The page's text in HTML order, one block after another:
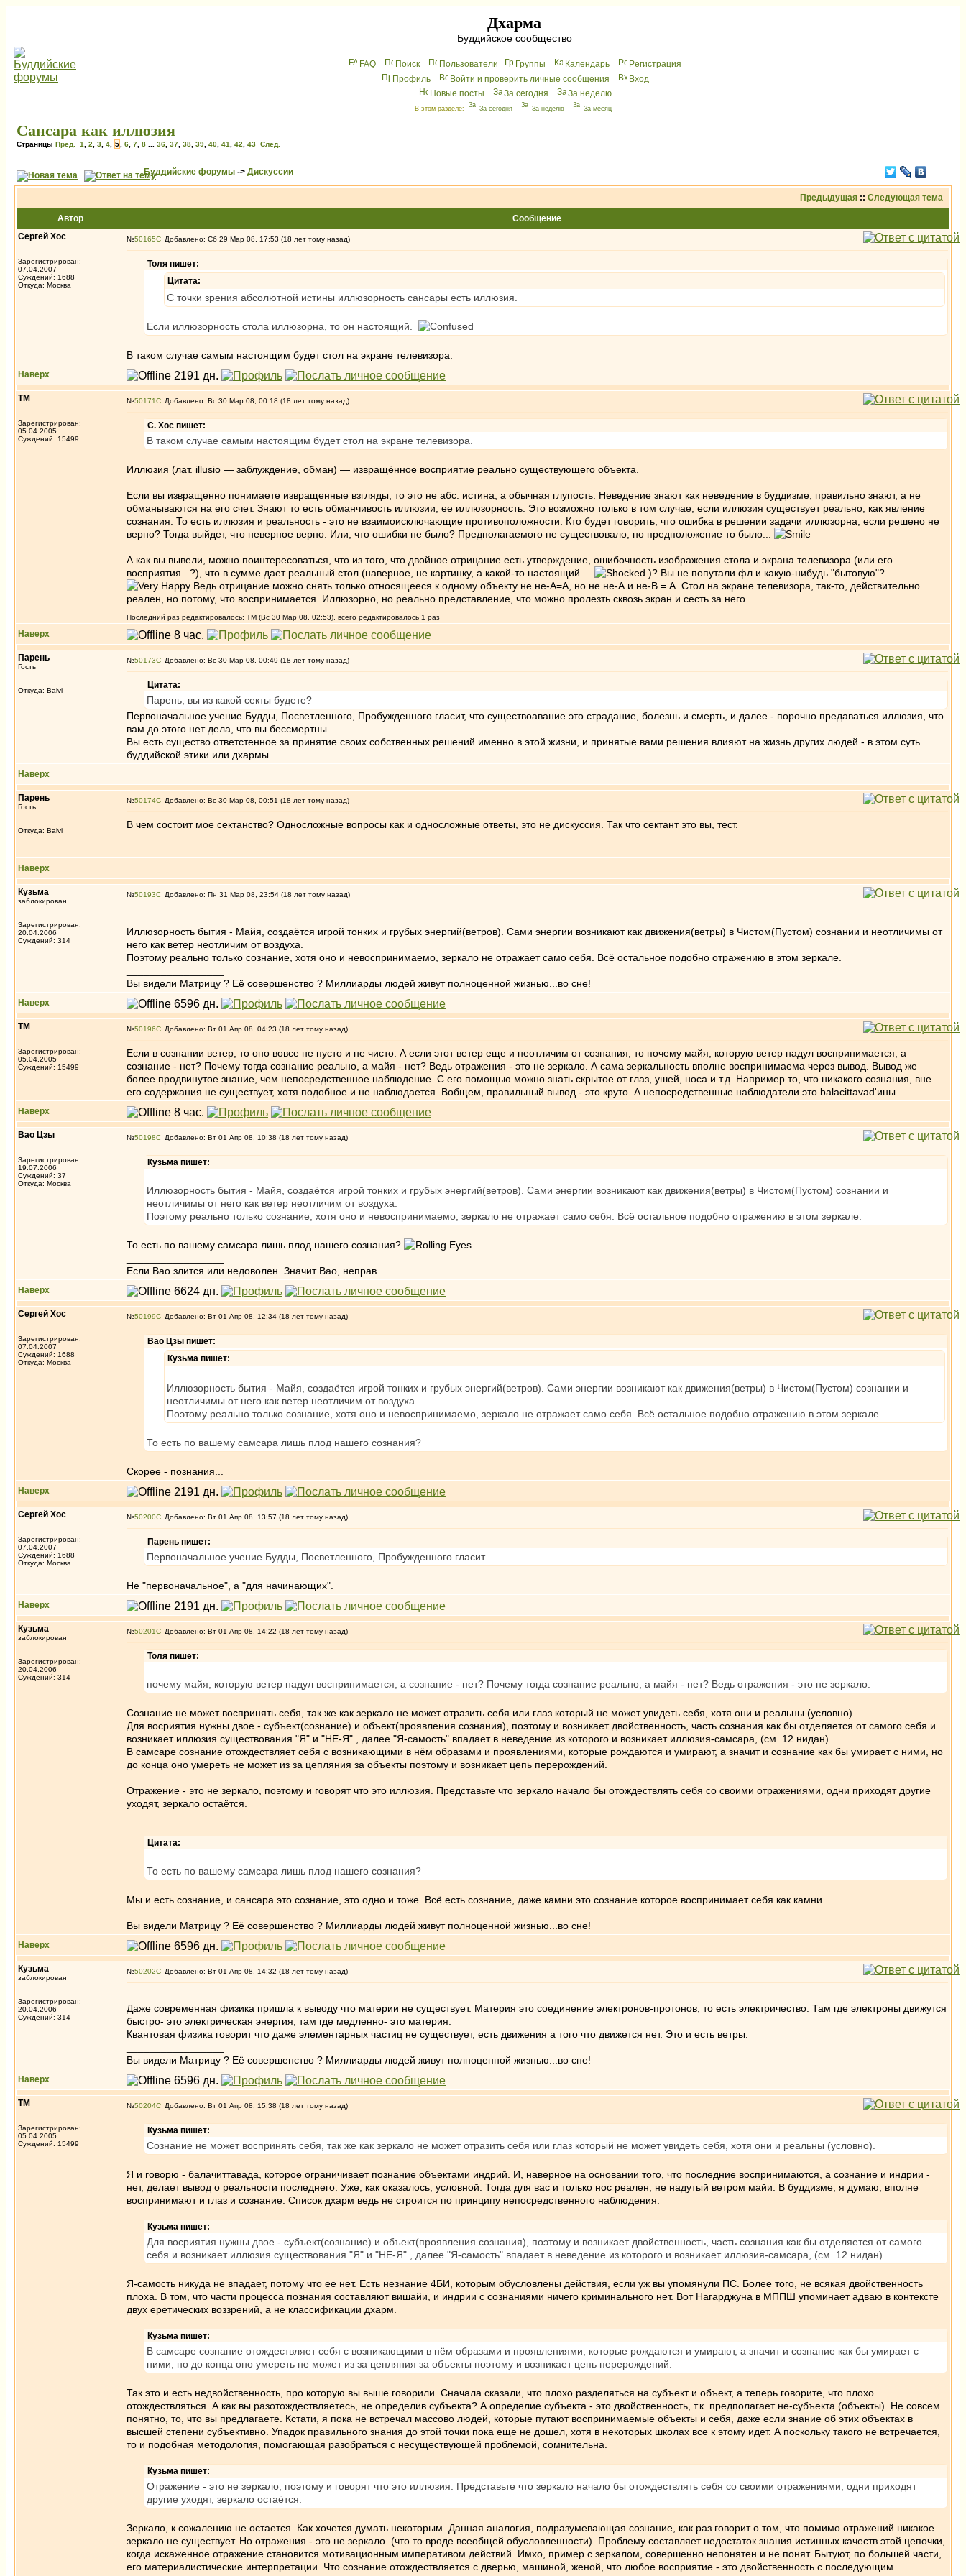
Дхарма
Буддийское сообщество
FAQ Поиск Пользователи Группы Календарь
Peгиcтрaция
Профиль
Войти и проверить личные сообщения
Вхoд
Новые посты
За сегодня За неделю
В этом разделе: За сегодня За неделю За месяц
Сансара как иллюзия
Страницы Пред. 1 2 3 4 5 6 7 8 36 37 38 39 40 41 42 43 След.
Буддийские форумы -> Дискуссии
Предыдущая :: Следующая тема
Автор
Сообщение
Сергей Хос
Зарегистрирован:
07.04.2007
Суждений: 1688
Откуда: Москва
№50165 Добавлено: Сб 29 Мар 08, 17:53 (18 лет тому назад)
Толя пишет:
Цитата:
С точки зрения абсолютной истины иллюзорность сансары есть иллюзия.
Если иллюзорность стола иллюзорна, то он настоящий.
В таком случае самым настоящим будет стол на экране телевизора.
Наверх
ТМ
Зарегистрирован:
05.04.2005
Суждений: 15499
№50171 Добавлено: Вс 30 Мар 08, 00:18 (18 лет тому назад)
С. Хос пишет:
В таком случае самым настоящим будет стол на экране телевизора.
Иллюзия (лат. illusio — заблуждение, обман) — извращённое восприятие реально существующего объекта.
Если вы извращенно понимаете извращенные взгляды, то это не абс. истина, а обычная глупость. Неведение знают как неведение в буддизме, правильно знают, а не
обманываются на его счет. Знают то есть обманчивость иллюзии, ее иллюзорность. Это возможно только в том случае, если иллюзия существует реально, как явление
сознания. То есть иллюзия и реальность - это не взаимоисключающие противоположности. Кто будет говорить, что ошибка в решении задачи иллюзорна, если решено не
верно? Тогда выйдет, что неверное верно. Или, что ошибки не было? Предполагаемого не существовало, но предположение то было...
А как вы вывели, можно поинтересоваться, что из того, что двойное отрицание есть утверждение, ошибочность изображения стола и экрана телевизора (или его
восприятия...?), что в сумме дает реальный стол (наверное, не картинку, а какой-то настоящий....
)? Вы не попутали фл и какую-нибудь "бытовую"?
Ведь отрицание можно снять только относящееся к одному объекту не не-A=A, но не не-А и не-В = А. Стол на экране телевизора, так-то, действительно
реален, но потому, что воспринимается. Иллюзорно, но реально представление, что можно пролезть сквозь экран и сесть за него.
Последний раз редактировалось: ТМ (Вс 30 Мар 08, 02:53), всего редактировалось 1 раз
Наверх
Парень
Гость
Откуда: Balvi
№50173 Добавлено: Вс 30 Мар 08, 00:49 (18 лет тому назад)
Цитата:
Парень, вы из какой секты будете?
Первоначальное учение Будды, Посветленного, Пробужденного гласит, что существоавание это страдание, болезнь и смерть, и далее - порочно предаваться иллюзия, что
вам до этого нет дела, что вы бессмертны.
Вы есть существо ответстенное за принятие своих собственных решений именно в этой жизни, и принятые вами решения влияют на жизнь других людей - в этом суть
буддийской этики или дхармы.
Наверх
Парень
Гость
Откуда: Balvi
№50174 Добавлено: Вс 30 Мар 08, 00:51 (18 лет тому назад)
В чем состоит мое сектанство? Односложные вопросы как и односложные ответы, это не дискуссия. Так что сектант это вы, тест.
Наверх
Кузьма
заблокирован
Зарегистрирован:
20.04.2006
Суждений: 314
№50193 Добавлено: Пн 31 Мар 08, 23:54 (18 лет тому назад)
Иллюзорность бытия - Майя, создаётся игрой тонких и грубых энергий(ветров). Сами энергии возникают как движения(ветры) в Чистом(Пустом) сознании и неотличимы от
него как ветер неотличим от воздуха.
Поэтому реально только сознание, хотя оно и невоспринимаемо, зеркало не отражает само себя. Всё остальное подобно отражению в этом зеркале.
Вы видели Матрицу ? Её совершенство ? Миллиарды людей живут полноценной жизнью...во сне!
Наверх
ТМ
Зарегистрирован:
05.04.2005
Суждений: 15499
№50196 Добавлено: Вт 01 Апр 08, 04:23 (18 лет тому назад)
Если в сознании ветер, то оно вовсе не пусто и не чисто. А если этот ветер еще и неотличим от сознания, то почему майя, которую ветер надул воспринимается, а
сознание - нет? Почему тогда сознание реально, а майя - нет? Ведь отражения - это не зеркало. А сама зеркальность вполне воспринимаема через вывод. Вывод же
более продвинутое знание, чем непосредственное наблюдение. С его помощью можно знать скрытое от глаз, ушей, носа и т.д. Например то, что никакого сознания, вне
его содержания не существует, хотя подобное и не наблюдается. Вобщем, правильный вывод - это круто. А непосредственные наблюдатели это balacittavad'ины.
Наверх
Вао Цзы
Зарегистрирован:
19.07.2006
Суждений: 37
Откуда: Москва
№50198 Добавлено: Вт 01 Апр 08, 10:38 (18 лет тому назад)
Кузьма пишет:
Иллюзорность бытия - Майя, создаётся игрой тонких и грубых энергий(ветров). Сами энергии возникают как движения(ветры) в Чистом(Пустом) сознании и
неотличимы от него как ветер неотличим от воздуха.
Поэтому реально только сознание, хотя оно и невоспринимаемо, зеркало не отражает само себя. Всё остальное подобно отражению в этом зеркале.
То есть по вашему самсара лишь плод нашего сознания?
Если Вао злится или недоволен. Значит Вао, неправ.
Наверх
Сергей Хос
Зарегистрирован:
07.04.2007
Суждений: 1688
Откуда: Москва
№50199 Добавлено: Вт 01 Апр 08, 12:34 (18 лет тому назад)
Вао Цзы пишет:
Кузьма пишет:
Иллюзорность бытия - Майя, создаётся игрой тонких и грубых энергий(ветров). Сами энергии возникают как движения(ветры) в Чистом(Пустом) сознании и
неотличимы от него как ветер неотличим от воздуха.
Поэтому реально только сознание, хотя оно и невоспринимаемо, зеркало не отражает само себя. Всё остальное подобно отражению в этом зеркале.
То есть по вашему самсара лишь плод нашего сознания?
Скорее - познания...
Наверх
Сергей Хос
Зарегистрирован:
07.04.2007
Суждений: 1688
Откуда: Москва
№50200 Добавлено: Вт 01 Апр 08, 13:57 (18 лет тому назад)
Парень пишет:
Первоначальное учение Будды, Посветленного, Пробужденного гласит...
Не "первоначальное", а "для начинающих".
Наверх
Кузьма
заблокирован
Зарегистрирован:
20.04.2006
Суждений: 314
№50201 Добавлено: Вт 01 Апр 08, 14:22 (18 лет тому назад)
Толя пишет:
почему майя, которую ветер надул воспринимается, а сознание - нет? Почему тогда сознание реально, а майя - нет? Ведь отражения - это не зеркало.
Сознание не может воспринять себя, так же как зеркало не может отразить себя или глаз который не может увидеть себя, хотя они и реальны (условно).
Для восриятия нужны двое - субъект(сознание) и объект(проявления сознания), поэтому и возникает двойственность, часть сознания как бы отделяется от самого себя и
возникает иллюзия существования "Я" и "НЕ-Я" , далее "Я-самость" впадает в неведение из которого и возникает иллюзия-самсара, (см. 12 нидан).
В самсаре сознание отождествляет себя с возникающими в нём образами и проявлениями, которые рождаются и умирают, а значит и сознание как бы умирает с ними, но
до конца оно умереть не может из за цепляния за объекты поэтому и возникает цепь перерождений.
Отражение - это не зеркало, поэтому и говорят что это иллюзия. Представьте что зеркало начало бы отождествлять себя со своими отражениями, одни приходят другие
уходят, зеркало остаётся.
Цитата:
То есть по вашему самсара лишь плод нашего сознания?
Мы и есть сознание, и сансара это сознание, это одно и тоже. Всё есть сознание, даже камни это сознание которое воспринимает себя как камни.
Вы видели Матрицу ? Её совершенство ? Миллиарды людей живут полноценной жизнью...во сне!
Наверх
Кузьма
заблокирован
Зарегистрирован:
20.04.2006
Суждений: 314
№50202 Добавлено: Вт 01 Апр 08, 14:32 (18 лет тому назад)
Даже современная физика пришла к выводу что материи не существует. Материя это соединение электронов-протонов, то есть электричество. Там где электроны движутся
быстро- это электрическая энергия, там где медленно- это материя.
Квантовая физика говорит что даже элементарных частиц не существует, есть движения а того что движется нет. Это и есть ветры.
Вы видели Матрицу ? Её совершенство ? Миллиарды людей живут полноценной жизнью...во сне!
Наверх
ТМ
Зарегистрирован:
05.04.2005
Суждений: 15499
№50204 Добавлено: Вт 01 Апр 08, 15:38 (18 лет тому назад)
Кузьма пишет:
Сознание не может воспринять себя, так же как зеркало не может отразить себя или глаз который не может увидеть себя, хотя они и реальны (условно).
Я и говорю - балачиттавада, которое ограничивает познание объектами индрий. И, наверное на основании того, что последние воспринимаются, а сознание и индрии -
нет, делает вывод о реальности последнего. Уже, как оказалось, условной. Тогда для вас и только нос реален, не надутый ветром майи. В буддизме, я думаю, вполне
воспринимают и глаз и сознание. Список дхарм ведь не строится по принципу непосредственного наблюдения.
Кузьма пишет:
Для восриятия нужны двое - субъект(сознание) и объект(проявления сознания), поэтому и возникает двойственность, часть сознания как бы отделяется от самого
себя и возникает иллюзия существования "Я" и "НЕ-Я" , далее "Я-самость" впадает в неведение из которого и возникает иллюзия-самсара, (см. 12 нидан).
Я-самость никуда не впадает, потому что ее нет. Есть незнание 4БИ, которым обусловлены действия, если уж вы упомянули ПС. Более того, не всякая двойственность
плоха. В том, что части процесса познания составляют вишайи, и индрии с сознаниями ничего криминального нет. Вот Нагарджуна в МППШ упоминает адваю в контексте
двух еретических воззрений, а не классификации дхарм.
Кузьма пишет:
В самсаре сознание отождествляет себя с возникающими в нём образами и проявлениями, которые рождаются и умирают, а значит и сознание как бы умирает с
ними, но до конца оно умереть не может из за цепляния за объекты поэтому и возникает цепь перерождений.
Так это и есть недвойственность, про которую вы выше говорили. Сначала сказали, что плохо разделяться на субъект и объект, а теперь говорите, что плохо
отождествляться. А как вы разотождествляетесь, не определив субъекта? А определие субъекта - это двойственность, т.к. предполагает не-субъекта (объекты). Не совсем
понятно, то, что вы предлагаете. Кстати, я пока не встречал массово людей, которые путают воспринимаемые объекты и себя, даже если знание об этих объектах в
высшей степени субъективно. Упадок правильного знания до этой точки пока еще не дошел, хотя в некоторых школах все к этому идет. А поскольку такого не встречается,
то и подобная методология, помогающая разобраться с несуществующей проблемой, сомнительна.
Кузьма пишет:
Отражение - это не зеркало, поэтому и говорят что это иллюзия. Представьте что зеркало начало бы отождествлять себя со своими отражениями, одни приходят
другие уходят, зеркало остаётся.
Зеркало, к сожалению не остается. Как хочется думать некоторым. Данная аналогия, подразумевающая сознание, как раз говорит о том, что помимо отражений никакое
зеркало не существует. Но отражения - это не зеркало. (что то вроде всеобщей обусловленности). Проблему составляет недостаток знания истинных качеств этой цепочки,
когда искаженное отражение становится мотивационным императивом действий. Имхо, пример с зеркалом, совершенно непонятен и не понят. Бытуют, по большей части,
его материалистические интерпретации. Что сознание отождествляется с дверью, машиной, женой, что любое восприятие - это двойственность с последующим